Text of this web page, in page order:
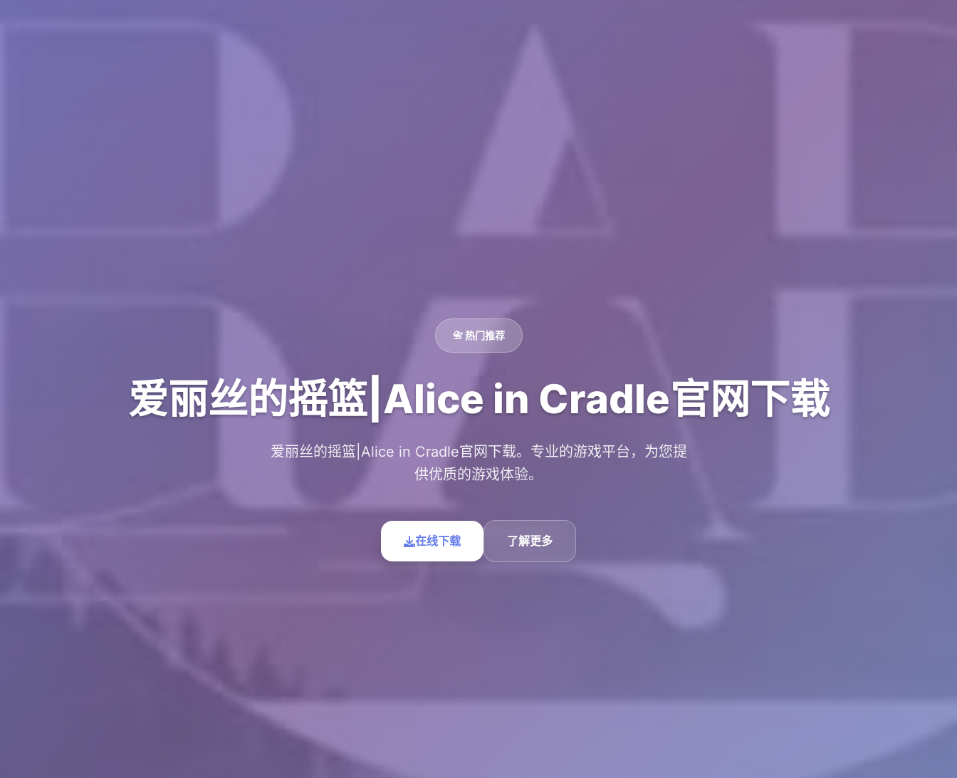
📇 热门推荐
爱丽丝的摇篮|Alice in Cradle官网下载
爱丽丝的摇篮|Alice in Cradle官网下载。专业的游戏平台，为您提
供优质的游戏体验。
在线下载 了解更多